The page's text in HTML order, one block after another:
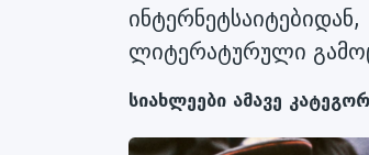
ლიტერატურული
სიახლეები ამავე